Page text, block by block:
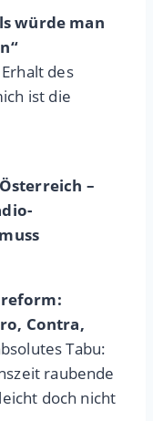
würde man
des
ist die
–
Contra,
Tabu:
raubende
doch nicht